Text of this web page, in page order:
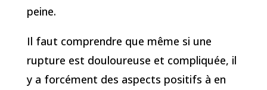
peine.
Il faut comprendre que même si une
rupture est douloureuse et compliquée, il
y a forcément des aspects positifs à en